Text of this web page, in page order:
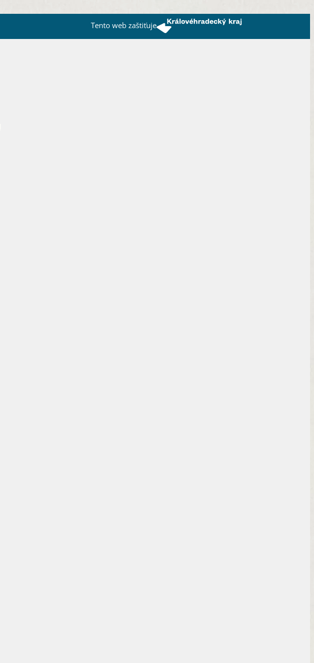
Tento web zaštiťuje